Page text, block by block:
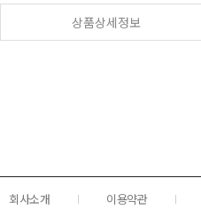
상품상세정보
회사소개 이용약관